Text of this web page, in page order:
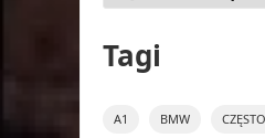
Tagi
A1 BMW